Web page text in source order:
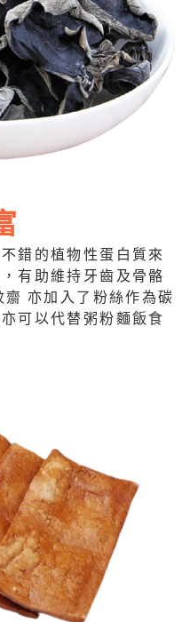
錯的植物性蛋白質來
有助維持牙齒及骨骼
亦加入了粉絲作為碳
可以代替粥粉麵飯食